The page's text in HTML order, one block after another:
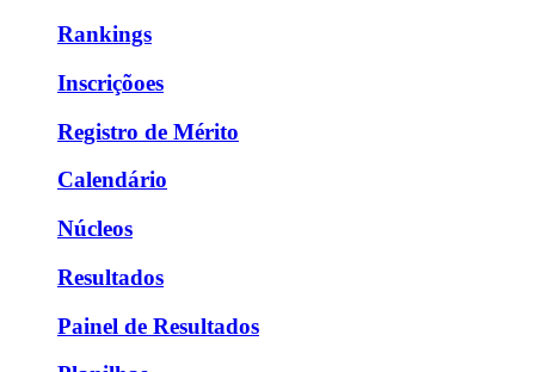
Rankings
Inscriçõoes
Registro de Mérito
Calendário
Núcleos
Resultados
Painel de Resultados